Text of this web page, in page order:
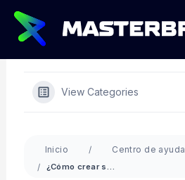
contenido
View Categories
Inicio Centro de ayuda
¿Cómo crear subcarpetas?